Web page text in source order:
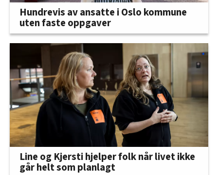
Hundrevis av ansatte i Oslo kommune
uten faste oppgaver
Line og Kjersti hjelper folk når livet ikke
går helt som planlagt